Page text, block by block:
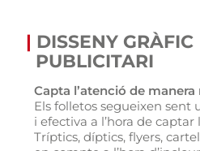
| DISSENY GRÀFIC
PUBLICITARI
Capta l’atenció de manera
Els folletos segueixen
i efectiva a l’hora de captar
Tríptics, díptics, flyers,